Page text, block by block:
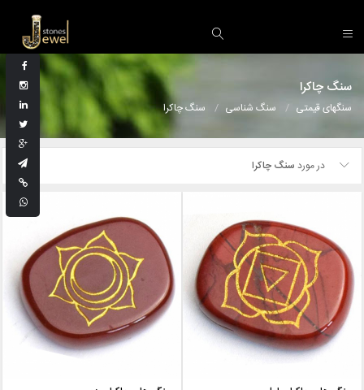
سنگ چاکرا
سنگهای قیمتی سنگ شناسی سنگ چاکرا
در مورد سنگ چاکرا